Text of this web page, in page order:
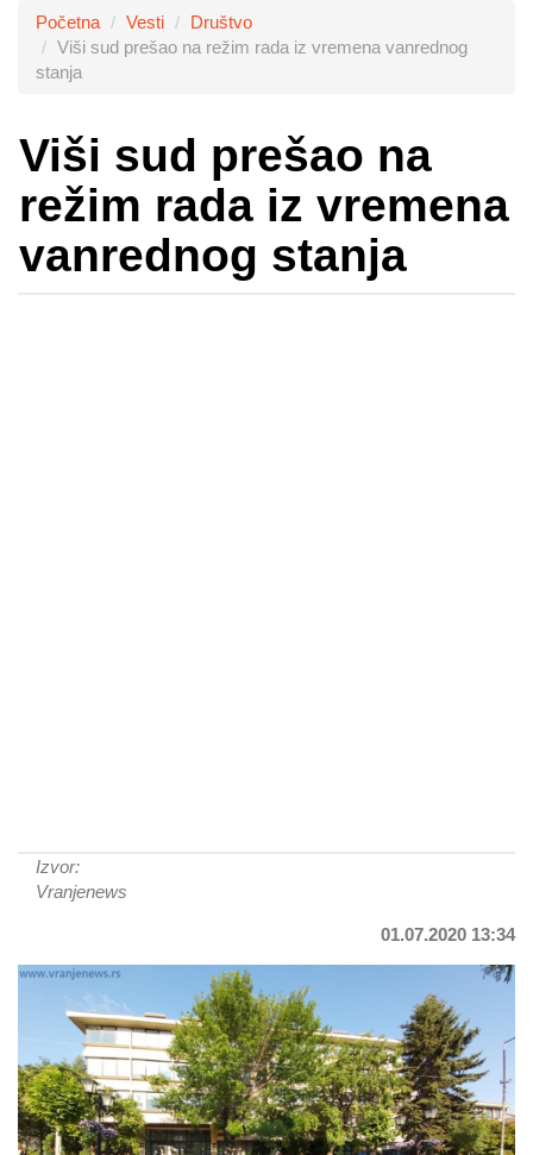
Početna Vesti
Društvo
Viši sud prešao na režim rada iz vremena vanrednog
stanja
Viši sud prešao na
režim rada iz vremena
vanrednog stanja
Izvor:
Vranjenews
01.07.2020 13:34